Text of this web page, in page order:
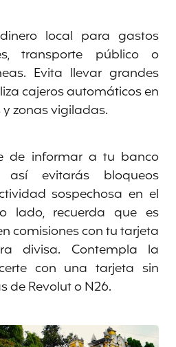
local para gastos
transporte público o
Evita llevar grandes
cajeros automáticos en
zonas vigiladas.
de informar a tu banco
evitarás bloqueos
sospechosa en el
lado, recuerda que es
comisiones con tu tarjeta
divisa. Contempla la
con una tarjeta sin
de Revolut o N26.